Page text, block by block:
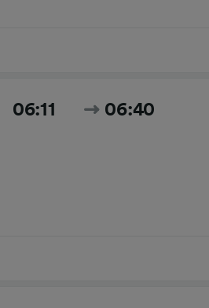
06:11 06:40